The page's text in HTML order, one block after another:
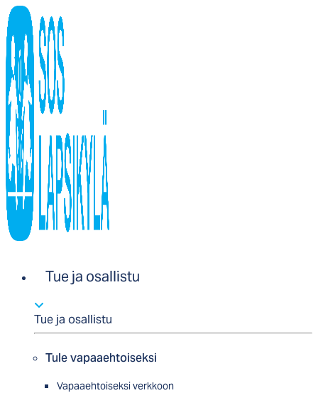
Tue ja osallistu
Tue ja osallistu
Tule vapaaehtoiseksi
Vapaaehtoiseksi verkkoon